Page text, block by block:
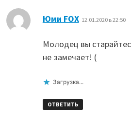
Юми FOX: 12.01.2020 в 22:50
Молодец вы
не замечает! (
Загрузка...
ОТВЕТИТЬ